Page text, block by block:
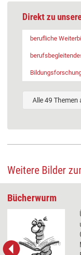
Direkt zu
berufliche
Alle 49 Themen
Weitere Bilder
Bücherwurm